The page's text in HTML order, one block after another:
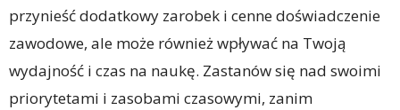
przynieść dodatkowy zarobek i cenne doświadczenie
zawodowe, ale może również wpływać na Twoją
wydajność i czas na naukę. Zastanów się nad swoimi
priorytetami i zasobami czasowymi, zanim